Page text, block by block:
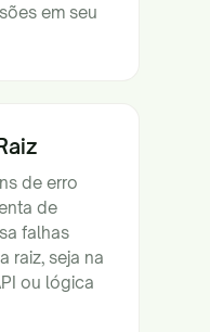
em seu
de erro
de
falhas
raiz, seja na
ou lógica